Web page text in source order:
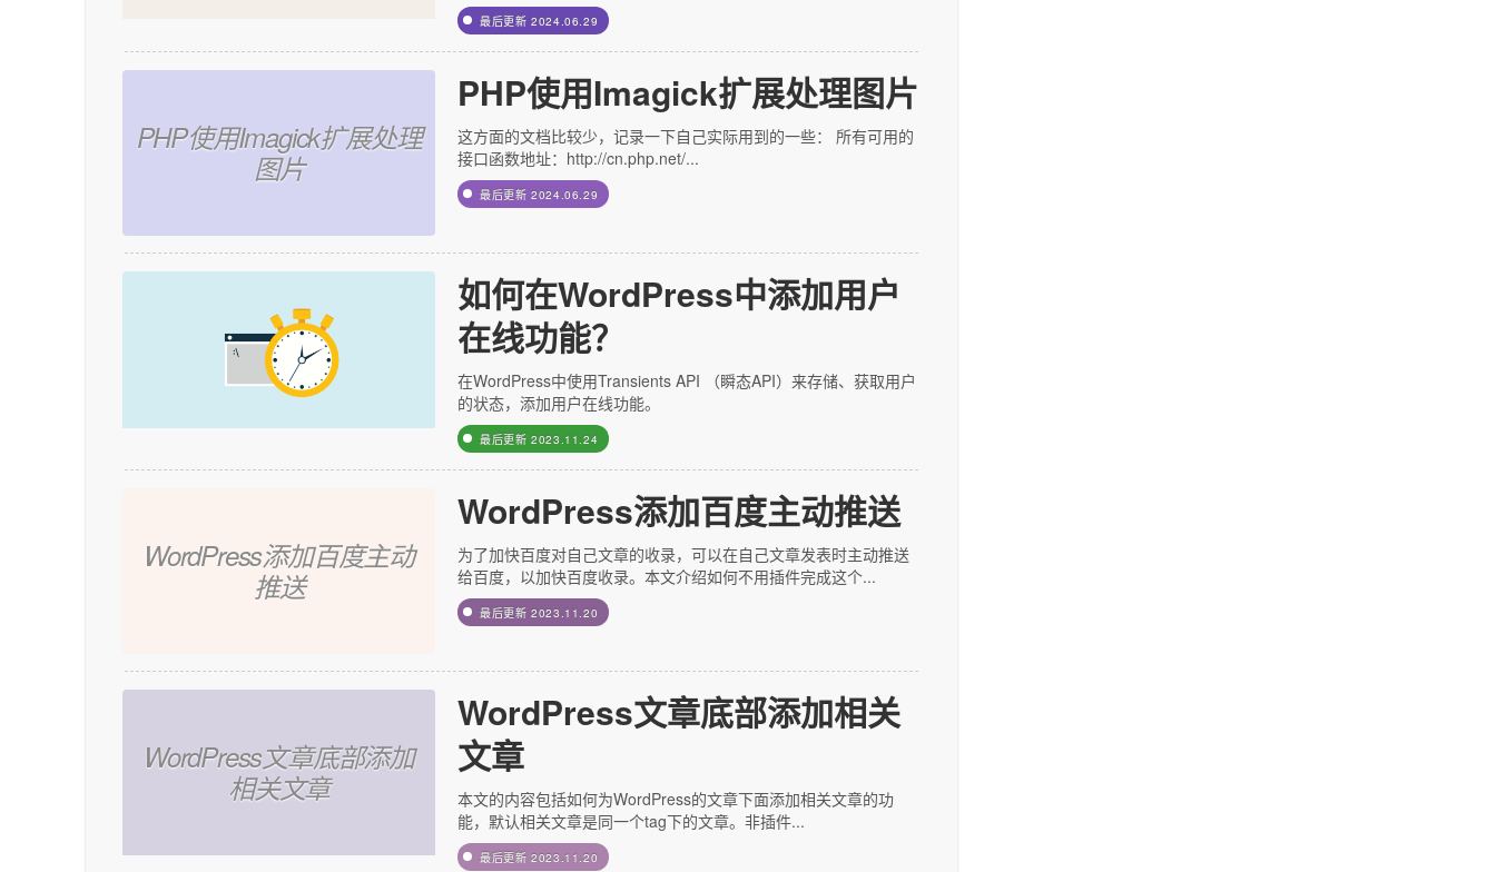
最后更新2024.06.29
PHP使用Imagick扩展处理
图片
PHP使用Imagick扩展处理图片
这方面的文档比较少，记录一下自己实际用到的一些： 所有可用的
接口函数地址：http://cn.php.net/...
最后更新2024.06.29
如何在WordPress中添加用户
在线功能？
在WordPress中使用Transients API （瞬态API）来存储、获取用户
的状态，添加用户在线功能。
最后更新2023.11.24
WordPress添加百度主动
推送
WordPress添加百度主动推送
为了加快百度对自己文章的收录，可以在自己文章发表时主动推送
给百度，以加快百度收录。本文介绍如何不用插件完成这个...
最后更新2023.11.20
WordPress文章底部添加
相关文章
WordPress文章底部添加相关
文章
本文的内容包括如何为WordPress的文章下面添加相关文章的功
能，默认相关文章是同一个tag下的文章。非插件...
最后更新2023.11.20